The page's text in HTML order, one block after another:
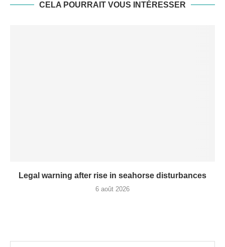
CELA POURRAIT VOUS INTÉRESSER
Legal warning after rise in seahorse disturbances
6 août 2026